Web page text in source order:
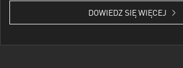
DOWIEDZ SIĘ WIĘCEJ